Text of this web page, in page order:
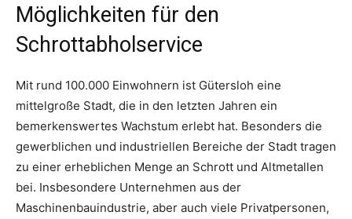
Möglichkeiten für den
Schrottabholservice
Mit rund 100.000 Einwohnern ist Gütersloh eine
mittelgroße Stadt, die in den letzten Jahren ein
bemerkenswertes Wachstum erlebt hat. Besonders die
gewerblichen und industriellen Bereiche der Stadt tragen
zu einer erheblichen Menge an Schrott und Altmetallen
bei. Insbesondere Unternehmen aus der
Maschinenbauindustrie, aber auch viele Privatpersonen,